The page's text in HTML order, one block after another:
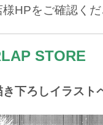
HPをご確認くだ
STORE
下ろしイラスト